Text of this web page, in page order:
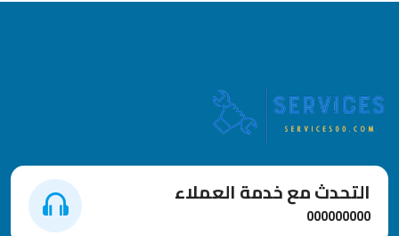
التحدث مع خدمة العملاء
000000000